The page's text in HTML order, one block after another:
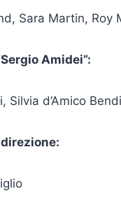
Sara Martin, Roy
Amidei”:
Silvia d’Amico